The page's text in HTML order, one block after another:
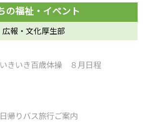
広報・文化厚生部
いきいき百歳体操 ８月日程
日帰りバス旅行ご案内